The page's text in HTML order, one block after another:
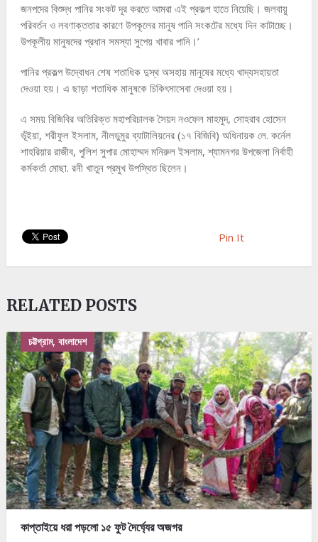
জনপদের বিশুদ্ধ পানির সংকট দূর করতে আমরা এই প্রকল্প হাতে নিয়েছি। জলবায়ু
পরিবর্তন ও লবণাক্ততার কারণে উপকূলের মানুষ পানি সংকটের মধ্যে দিন কাটাচ্ছে।
উপকূলীয় মানুষদের প্রধান সমস্যা সুপেয় খাবার পানি।’
পানির প্রকল্প উদ্বোধন শেষ শতাধিক দুস্থ অসহায় মানুষের মধ্যে খাদ্যসহায়তা
দেওয়া হয়। এ ছাড়া শতাধিক মানুষকে চিকিৎসাসেবা দেওয়া হয়।
এ সময় বিজিবির অতিরিক্ত মহাপরিচালক সৈয়দ নওফেল মাহমুদ, সোহরাব হোসেন
ভূঁইয়া, শরীফুল ইসলাম, নীলডুমুর ব্যাটালিয়নের (১৭ বিজিবি) অধিনায়ক লে. কর্নেল
শাহরিয়ার রাজীব, পুলিশ সুপার মোহাম্মদ মনিরুল ইসলাম, শ্যামনগর উপজেলা নির্বাহী
কর্মকর্তা মোছা. রনী খাতুন প্রমুখ উপস্থিত ছিলেন।
Pin It
RELATED POSTS
চট্টগ্রাম, বাংলাদেশ
কাপ্তাইয়ে ধরা পড়লো ১৫ ফুট দৈর্ঘ্যের অজগর